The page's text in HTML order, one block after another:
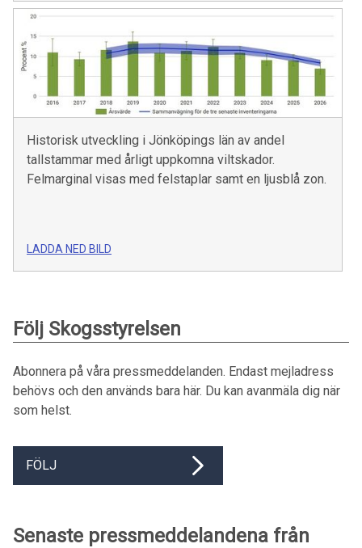
Historisk utveckling i Jönköpings län av andel
tallstammar med årligt uppkomna viltskador.
Felmarginal visas med felstaplar samt en ljusblå zon.
LADDA NED BILD
Följ Skogsstyrelsen
Abonnera på våra pressmeddelanden. Endast mejladress
behövs och den används bara här. Du kan avanmäla dig när
som helst.
FÖLJ
Senaste pressmeddelandena från